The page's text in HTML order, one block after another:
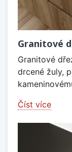
Granitové
Granitové
drcené žuly,
Číst více